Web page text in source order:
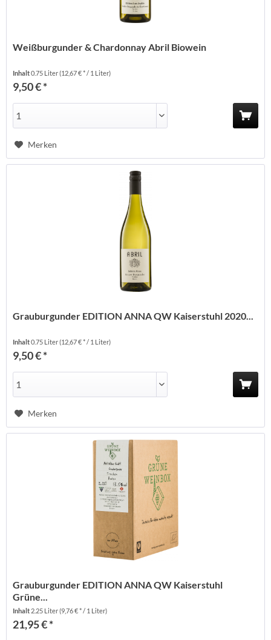
Weißburgunder & Chardonnay Abril Biowein
Inhalt0.75 Liter(12,67 € * / 1 Liter)
9,50 € *
Merken
Grauburgunder EDITION ANNA QW Kaiserstuhl 2020...
Inhalt0.75 Liter(12,67 € * / 1 Liter)
9,50 € *
Merken
Grauburgunder EDITION ANNA QW Kaiserstuhl
Grüne...
Inhalt 2.25 Liter(9,76 € * / 1 Liter)
21,95 € *